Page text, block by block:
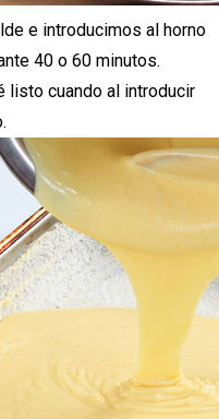
e introducimos al horno
40 o 60 minutos.
listo cuando al introducir